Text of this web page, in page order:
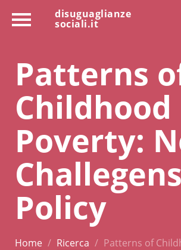
disuguaglianze
sociali.it
Patterns
Childhood
Poverty:
Policy
Home Ricerca Patterns of